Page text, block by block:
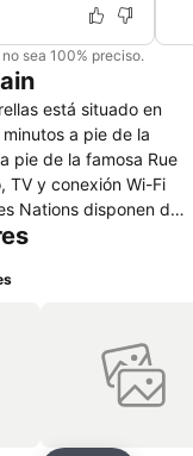
sea 100% preciso.
está situado en
a pie de la
pie de la famosa Rue
TV y conexión Wi-Fi
Nations disponen de
El baño es privado e
Entre los
5 minutos a pie del
estación de metro de
al Museo del